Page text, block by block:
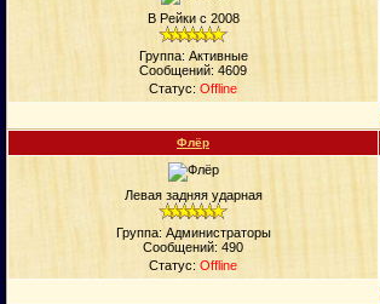
В Рейки с 2008
Группа: Активные
Сообщений: 4609
Статус: Offline
Флёp
Левая задняя ударная
Группа: Администраторы
Сообщений: 490
Статус: Offline